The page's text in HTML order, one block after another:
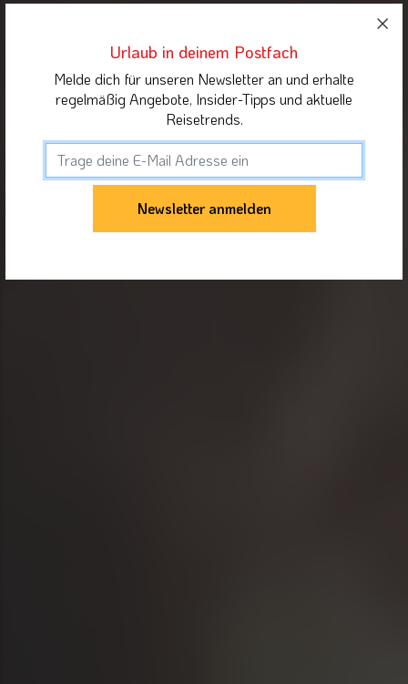
Urlaub in deinem Postfach
Melde dich für unseren Newsletter an und erhalte
regelmäßig Angebote, Insider-Tipps und aktuelle
Reisetrends.